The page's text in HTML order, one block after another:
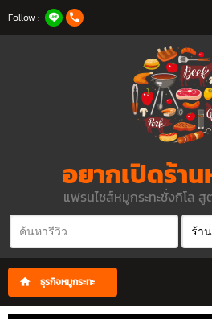
Follow :
อยากเปิดร้าน
แฟรนไชส์หมูกระทะชั่งกิโล สู
ธุรกิจหมูกระทะ